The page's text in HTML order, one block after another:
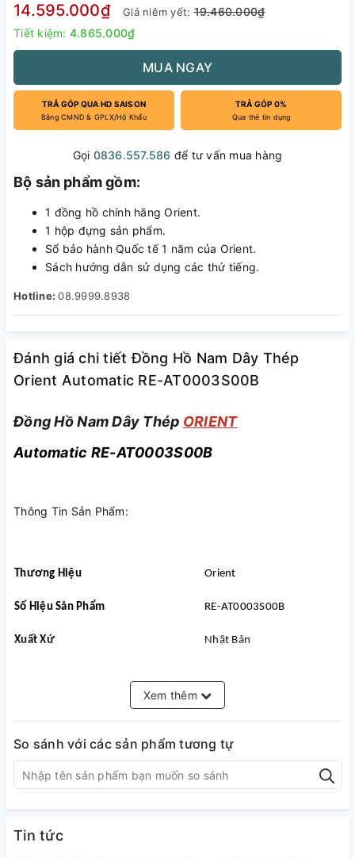
14.595.000₫ Giá niêm yết:19.460.000₫
Tiết kiệm: 4.865.000₫
MUA NGAY
TRẢ GÓP QUA HD SAISON
Bằng CMND & GPLX/Hộ Khẩu
TRẢ GÓP 0%
Qua thẻ tín dụng
Gọi 0836.557.586 để tư vấn mua hàng
Bộ sản phẩm gồm:
1 đồng hồ chính hãng Orient.
1 hộp đựng sản phẩm.
Sổ bảo hành Quốc tế 1 năm của Orient.
Sách hướng dẫn sử dụng các thứ tiếng.
Hotline:08.9999.8938
Đánh giá chi tiết Đồng Hồ Nam Dây Thép
Orient Automatic RE-AT0003S00B
Đồng Hồ Nam Dây Thép ORIENT
Automatic RE-AT0003S00B
Thông Tin Sản Phẩm:
Thương Hiệu Orient
Số Hiệu Sản Phẩm RE-AT0003S00B
Xuất Xứ Nhật Bản
Sapphire (Kính Chống Trầy)
Máy Automatic (Tự Động)
Bảo Hành Quốc Tế 1 Năm
Đường Kính Mặt Số 39.3 mm
Bề Dày Mặt Số
Xem thêm
So sánh với các sản phẩm tương tự
Tin tức